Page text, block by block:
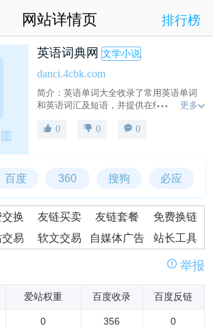
网站详情页 排行榜
英语词典网 文学小说
danci.4cbk.com
简介：英语单词大全收录了常用英语单词
和英语词汇及短语，并提供在线查询，输
词发音、英语例句...帮助网友无忧查单词。
更多
0 0 0
百度 360 搜狗 必应
换 友链买卖 友链套餐
免费换链
交易 软文交易 自媒体广告 站长工具
举报
爱站权重 百度收录 百度反链
0 356 0